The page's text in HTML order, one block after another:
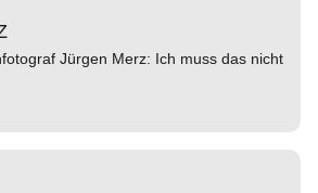
Jürgen Merz: Ich muss das nicht